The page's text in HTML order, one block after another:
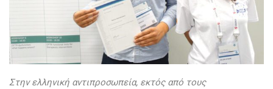
Στην ελληνική αντιπροσωπεία, εκτός από τους